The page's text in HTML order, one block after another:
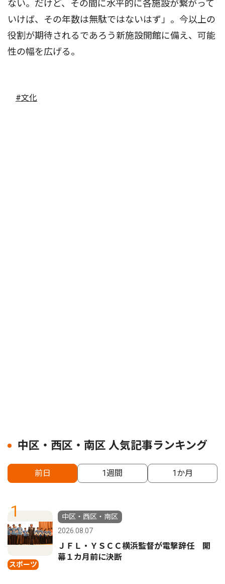
ない。だけど、その間に水平的に各施設が繋がって
いけば、その年数は無駄ではないはず」。今以上の
役割が期待されるであろう新施設開館に備え、可能
性の幅を広げる。
#文化
中区・西区・南区 人気記事ランキング
前日 1週間 1か月
1
スポーツ
中区・西区・南区
2026.08.07
ＪＦＬ・ＹＳＣＣ横浜監督が電撃辞任 開
幕１カ月前に決断